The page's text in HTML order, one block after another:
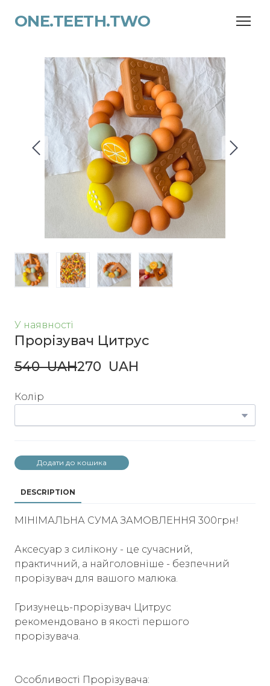
ONE.TEETH.TWO
У наявності
Прорізувач Цитрус
540  UAH270  UAH
Колір
Додати до кошика
DESCRIPTION
МІНІМАЛЬНА СУМА ЗАМОВЛЕННЯ 300грн!
Аксесуар з силікону - це сучасний,
практичний, а найголовніше - безпечний
прорізувач для вашого малюка.
Гризунець-прорізувач Цитрус
рекомендовано в якості першого
прорізувача.
Особливості Прорізувача: